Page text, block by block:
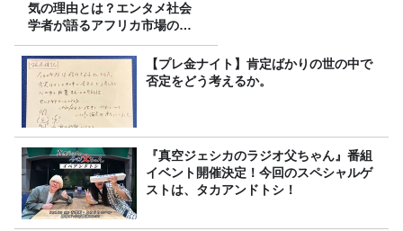
気の理由とは？エンタメ社会
学者が語るアフリカ市場のリ
アル
【プレ金ナイト】肯定ばかりの世の中で
否定をどう考えるか。
『真空ジェシカのラジオ父ちゃん』番組
イベント開催決定！今回のスペシャルゲ
ストは、タカアンドトシ！